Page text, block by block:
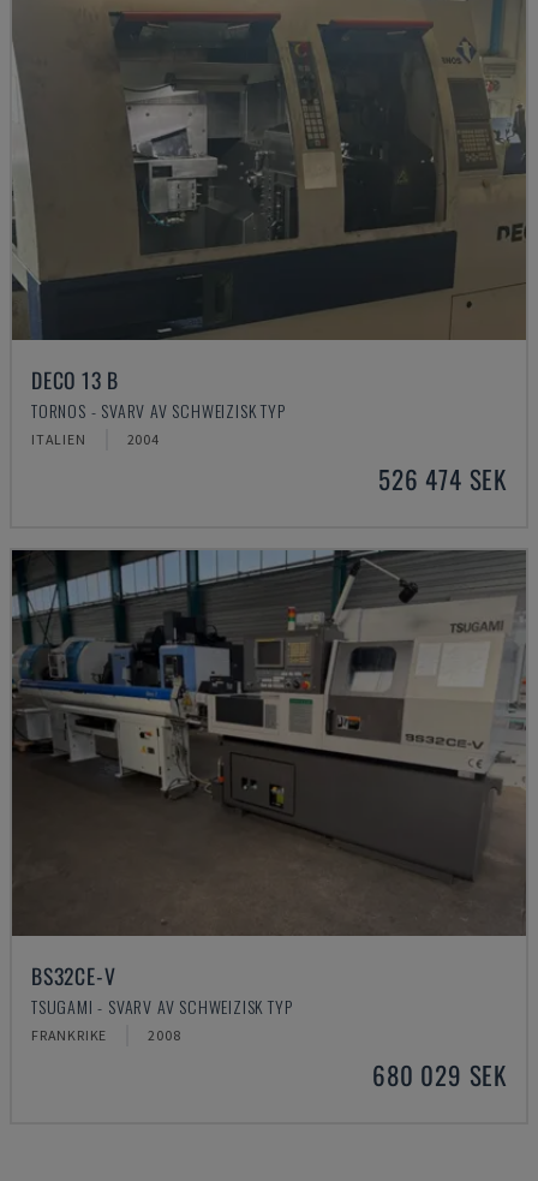
DECO 13 B
TORNOS - SVARV AV SCHWEIZISK TYP
ITALIEN 2004
526 474 SEK
BS32CE-V
TSUGAMI - SVARV AV SCHWEIZISK TYP
FRANKRIKE 2008
680 029 SEK